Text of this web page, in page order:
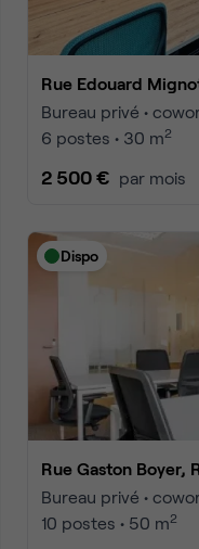
Rue Edouard
Bureau privé •
6 postes • 30 m2
2 500 € par mois
Dispo
Rue Gaston Boyer,
Bureau privé •
10 postes • 50 m2